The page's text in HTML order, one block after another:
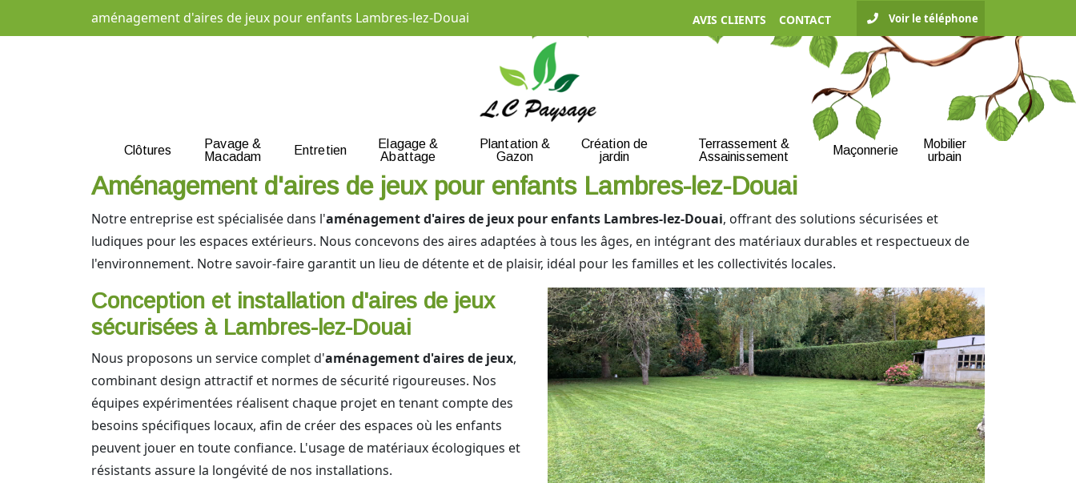
aménagement d'aires de jeux pour enfants Lambres-lez-Douai AVIS CLIENTS CONTACT Voir le téléphone
Clôtures
Pavage &
Macadam
Entretien
Elagage &
Abattage
Plantation &
Gazon
Création de
jardin
Terrassement &
Assainissement
Maçonnerie
Mobilier
urbain
Aménagement d'aires de jeux pour enfants Lambres-lez-Douai
Notre entreprise est spécialisée dans l'aménagement d'aires de jeux pour enfants Lambres-lez-Douai, offrant des solutions sécurisées et
ludiques pour les espaces extérieurs. Nous concevons des aires adaptées à tous les âges, en intégrant des matériaux durables et respectueux de
l'environnement. Notre savoir-faire garantit un lieu de détente et de plaisir, idéal pour les familles et les collectivités locales.
Conception et installation d'aires de jeux
sécurisées à Lambres-lez-Douai
Nous proposons un service complet d'aménagement d'aires de jeux,
combinant design attractif et normes de sécurité rigoureuses. Nos
équipes expérimentées réalisent chaque projet en tenant compte des
besoins spécifiques locaux, afin de créer des espaces où les enfants
peuvent jouer en toute confiance. L'usage de matériaux écologiques et
résistants assure la longévité de nos installations.